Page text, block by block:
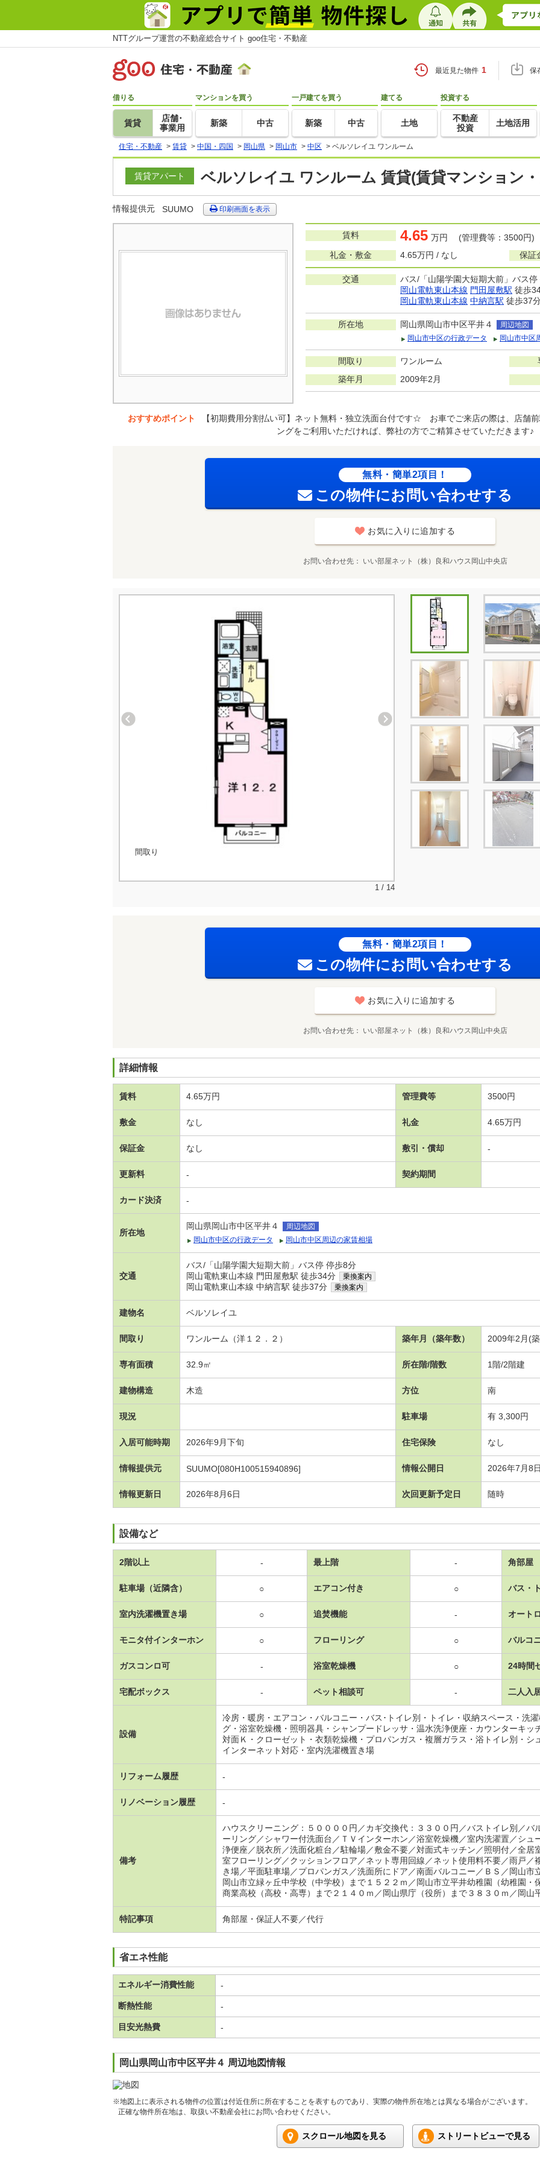
NTTグループ運営の不動産総合サイト goo住宅・不動産
最近見た物件 1 保
借りる
賃貸
店舗･
事業用
マンションを買う
新築 中古
一戸建てを買う
新築 中古
建てる
土地
投資する
不動産
投資
土地活用
住宅・不動産 > 賃貸 > 中国・四国 > 岡山県 > 岡山市 > 中区 > ベルソレイユ ワンルーム
賃貸アパート ベルソレイユ ワンルーム 賃貸(賃貸マンション
情報提供元 SUUMO 印刷画面を表示
賃料 4.65 万円 (管理費等：3500円)
礼金・敷金
4.65万円 / なし 保証
交通
バス/「山陽学園大短期大前」バス停
岡山電軌東山本線 門田屋敷駅 徒歩
岡山電軌東山本線 中納言駅 徒歩37
所在地 岡山県岡山市中区平井４
周辺地図
岡山市中区の行政データ
岡山市中区
間取り ワンルーム
築年月 2009年2月
おすすめポイント
【初期費用分割払い可】ネット無料・独立洗面台付です☆ お車でご来店の際は、店舗
ングをご利用いただければ、弊社の方でご精算させていただきます♪
無料・簡単2項目！
この物件にお問い合わせする
お気に入りに追加する
お問い合わせ先 いい部屋ネット（株）良和ハウス岡山中央店
間取り
1 / 14
無料・簡単2項目！
この物件にお問い合わせする
お気に入りに追加する
お問い合わせ先 いい部屋ネット（株）良和ハウス岡山中央店
詳細情報
賃料 4.65万円 管理費等 3500円
敷金 なし 礼金 4.65万円
保証金 なし 敷引・償却 -
更新料 - 契約期間
カード決済 -
所在地
岡山県岡山市中区平井４
周辺地図
岡山市中区の行政データ
岡山市中区周辺の家賃相場
交通
バス/「山陽学園大短期大前」バス停 停歩8分
岡山電軌東山本線 門田屋敷駅 徒歩34分
乗換案内
岡山電軌東山本線 中納言駅 徒歩37分 乗換案内
建物名 ベルソレイユ
間取り ワンルーム（洋１２．２） 築年月（築年数） 2009年2月(
専有面積 32.9㎡ 所在階/階数 1階/2階建
建物構造 木造 方位 南
現況 駐車場 有 3,300円
入居可能時期 2026年9月下旬 住宅保険 なし
情報提供元 SUUMO[080H100515940896] 情報公開日 2026年7月8日
情報更新日 2026年8月6日 次回更新予定日 随時
設備など
2階以上 - 最上階 - 角部屋
駐車場（近隣含） ○ エアコン付き ○ バス・
室内洗濯機置き場 ○ 追焚機能 - オート
モニタ付インターホン ○ フローリング ○ バルコ
ガスコンロ可 - 浴室乾燥機 ○ 24時間
宅配ボックス - ペット相談可 - 二人入
設備
冷房・暖房・エアコン・バルコニー・バス･トイレ別・トイレ・収納スペース・洗
グ・浴室乾燥機・照明器具・シャンプードレッサ・温水洗浄便座・カウンターキッ
対面Ｋ・クローゼット・衣類乾燥機・プロパンガス・複層ガラス・浴トイレ別・シ
インターネット対応・室内洗濯機置き場
リフォーム履歴 -
リノベーション履歴 -
備考
ハウスクリーニング：５００００円／カギ交換代：３３００円／バストイレ別／バ
ーリング／シャワー付洗面台／ＴＶインターホン／浴室乾燥機／室内洗濯置／シュ
浄便座／脱衣所／洗面化粧台／駐輪場／敷金不要／対面式キッチン／照明付／全居
室フローリング／クッションフロア／ネット専用回線／ネット使用料不要／雨戸／
き場／平面駐車場／プロパンガス／洗面所にドア／南面バルコニー／ＢＳ／岡山市
岡山市立緑ヶ丘中学校（中学校）まで１５２２ｍ／岡山市立平井幼稚園（幼稚園・
商業高校（高校・高専）まで２１４０ｍ／岡山県庁（役所）まで３８３０ｍ／岡山
特記事項 角部屋・保証人不要／代行
省エネ性能
エネルギー消費性能 -
断熱性能 -
目安光熱費 -
岡山県岡山市中区平井４ 周辺地図情報
※地図上に表示される物件の位置は付近住所に所在することを表すものであり、実際の物件所在地とは異なる場合がございます。
正確な物件所在地は、取扱い不動産会社にお問い合わせください。
スクロール地図を見る ストリートビューで見る